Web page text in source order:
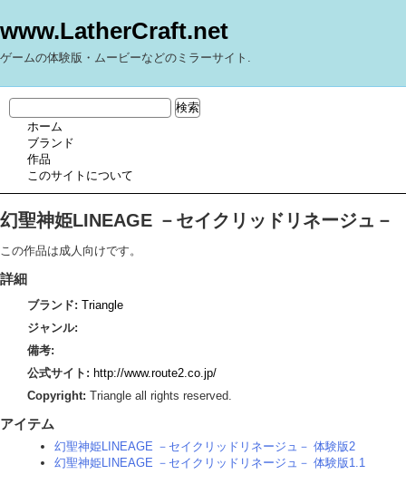
www.LatherCraft.net
ゲームの体験版・ムービーなどのミラーサイト.
ホーム
ブランド
作品
このサイトについて
幻聖神姫LINEAGE －セイクリッドリネージュ－
この作品は成人向けです。
詳細
ブランド: Triangle
ジャンル:
備考:
公式サイト: http://www.route2.co.jp/
Copyright: Triangle all rights reserved.
アイテム
幻聖神姫LINEAGE －セイクリッドリネージュ－ 体験版2
幻聖神姫LINEAGE －セイクリッドリネージュ－ 体験版1.1